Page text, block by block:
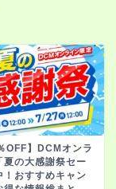
OFF】DCMオンラ
夏の大感謝祭セー
！おすすめキャン